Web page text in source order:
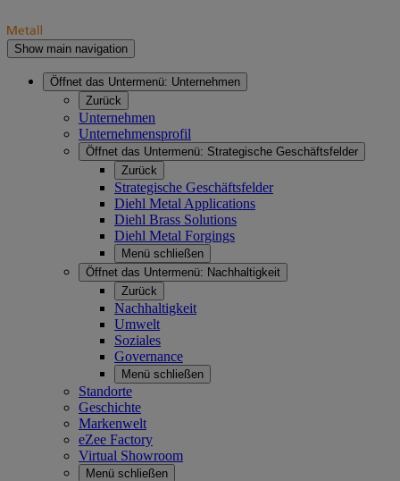
Show main navigation
Öffnet das Untermenü: Unternehmen
Zurück
Unternehmen
Unternehmensprofil
Öffnet das Untermenü: Strategische Geschäftsfelder
Zurück
Strategische Geschäftsfelder
Diehl Metal Applications
Diehl Brass Solutions
Diehl Metal Forgings
Menü schließen
Öffnet das Untermenü: Nachhaltigkeit
Zurück
Nachhaltigkeit
Umwelt
Soziales
Governance
Menü schließen
Standorte
Geschichte
Markenwelt
eZee Factory
Virtual Showroom
Menü schließen